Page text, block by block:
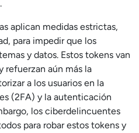
aplican medidas estrictas,
para impedir que los
y datos. Estos tokens van
refuerzan aún más la
a los usuarios en la
(2FA) y la autenticación
los ciberdelincuentes
para robar estos tokens y